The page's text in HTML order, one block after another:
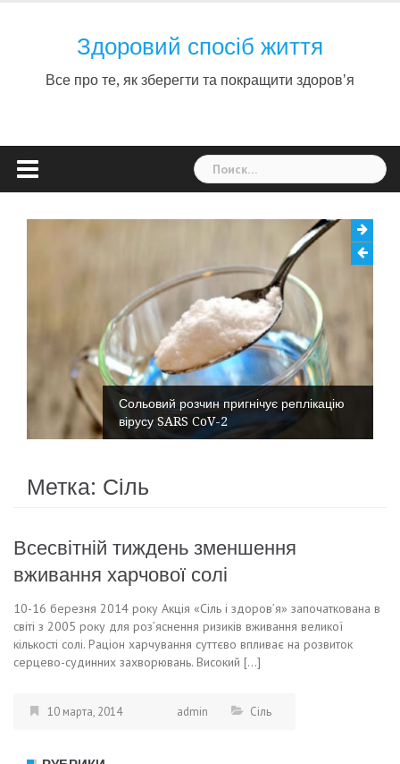
Здоровий спосіб життя
Все про те, як зберегти та покращити здоров'я
Найти:
Сольовий розчин пригнічує реплікацію
вірусу SARS CoV-2
Метка: Сіль
Всесвітній тиждень зменшення
вживання харчової солі
10-16 березня 2014 року Акція «Сіль і здоров’я» започаткована в
світі з 2005 року для роз’яснення ризиків вживання великої
кількості солі. Раціон харчування суттєво впливає на розвиток
серцево-судинних захворювань. Високий […]
10 марта, 2014 admin Сіль